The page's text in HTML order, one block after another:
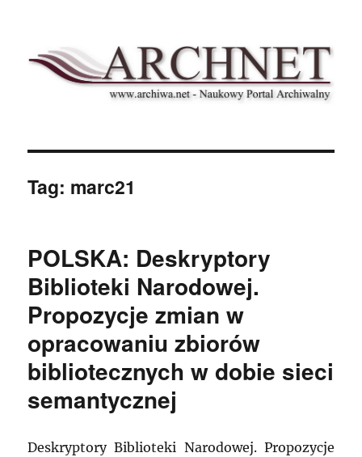
Archnet
Tag: marc21
POLSKA: Deskryptory
Biblioteki Narodowej.
Propozycje zmian w
opracowaniu zbiorów
bibliotecznych w dobie sieci
semantycznej
Deskryptory Biblioteki Narodowej. Propozycje